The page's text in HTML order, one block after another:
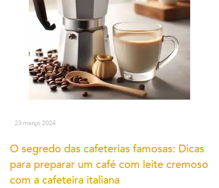
23 março 2024
O segredo das cafeterias famosas: Dicas
para preparar um café com leite cremoso
com a cafeteira italiana